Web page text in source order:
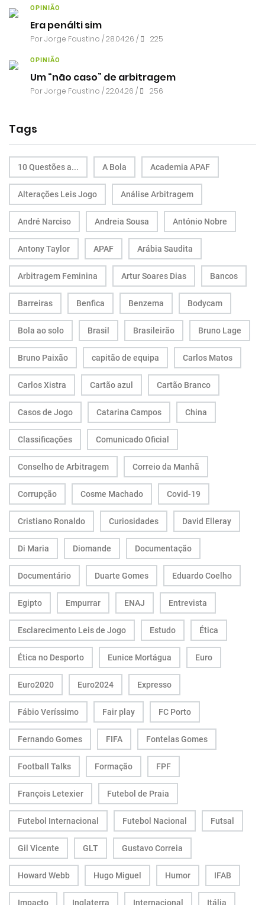
OPINIÃO
Era penálti sim
PorJorge Faustino / 28.04.26 / 225
OPINIÃO
Um “não caso” de arbitragem
PorJorge Faustino / 22.04.26 / 256
Tags
10 Questões a... A Bola Academia APAF
Alterações Leis Jogo Análise Arbitragem
André Narciso Andreia Sousa António Nobre
Antony Taylor APAF Arábia Saudita
Arbitragem Feminina Artur Soares Dias Bancos
Barreiras Benfica Benzema Bodycam
Bola ao solo Brasil Brasileirão Bruno Lage
Bruno Paixão capitão de equipa Carlos Matos
Carlos Xistra Cartão azul Cartão Branco
Casos de Jogo Catarina Campos China
Classificações Comunicado Oficial
Conselho de Arbitragem Correio da Manhã
Corrupção Cosme Machado Covid-19
Cristiano Ronaldo Curiosidades David Elleray
Di Maria Diomande Documentação
Documentário Duarte Gomes Eduardo Coelho
Egipto Empurrar ENAJ Entrevista
Esclarecimento Leis de Jogo Estudo Ética
Ética no Desporto Eunice Mortágua Euro
Euro2020 Euro2024 Expresso
Fábio Veríssimo Fair play FC Porto
Fernando Gomes FIFA Fontelas Gomes
Football Talks Formação FPF
François Letexier Futebol de Praia
Futebol Internacional Futebol Nacional Futsal
Gil Vicente GLT Gustavo Correia
Howard Webb Hugo Miguel Humor IFAB
Impacto Inglaterra Internacional Itália